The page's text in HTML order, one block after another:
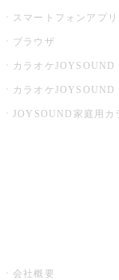
スマートフォンアプリ
ブラウザ
カラオケJOYSOUND
カラオケJOYSOUND
JOYSOUND家庭用カ
会社概要